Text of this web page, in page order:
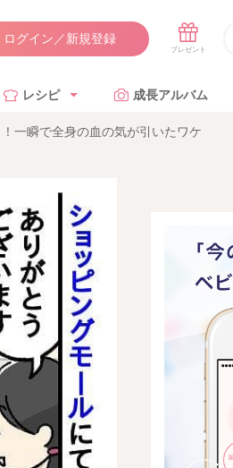
ログイン／新規登録
レシピ 成長アルバム
一瞬で全身の血の気が引いたワケ